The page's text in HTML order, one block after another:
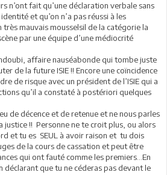
n’ont fait qu’une déclaration verbale sans
et qu’on n’a pas réussi à les
très mauvais mousselsil de la catégorie la
par une équipe d’une médiocrité
affaire nauséabonde qui tombe juste
de la future ISIE !! Encore une coïncidence
de risque avec un président de l’ISIE qui a
qu’il a constaté à postériori quelques
de décence et de retenue et ne nous parles
justice !! Personne ne te croit plus, ou alors
et tu es SEUL à avoir raison et tu dois
de la cours de cassation et peut être
qui ont fauté comme les premiers…En
déclarant que tu ne céderas pas devant le